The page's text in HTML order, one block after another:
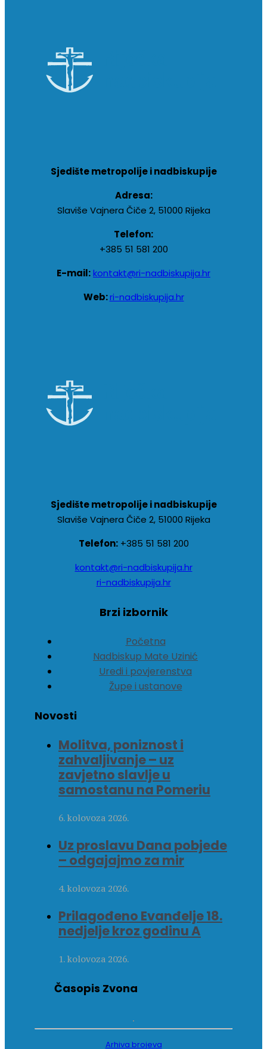
Sjedište metropolije i nadbiskupije
Adresa:
Slaviše Vajnera Čiče 2, 51000 Rijeka
Telefon:
+385 51 581 200
E-mail:kontakt@ri-nadbiskupija.hr
Web:ri-nadbiskupija.hr
Sjedište metropolije i nadbiskupije
Slaviše Vajnera Čiče 2, 51000 Rijeka
Telefon:+385 51 581 200
kontakt@ri-nadbiskupija.hr
ri-nadbiskupija.hr
Brzi izbornik
Početna
Nadbiskup Mate Uzinić
Uredi i povjerenstva
Župe i ustanove
Novosti
Molitva, poniznost i
zahvaljivanje – uz
zavjetno slavlje u
samostanu na Pomeriu
6. kolovoza 2026.
Uz proslavu Dana pobjede
– odgajajmo za mir
4. kolovoza 2026.
Prilagođeno Evanđelje 18.
nedjelje kroz godinu A
1. kolovoza 2026.
Časopis Zvona
Arhiva brojeva